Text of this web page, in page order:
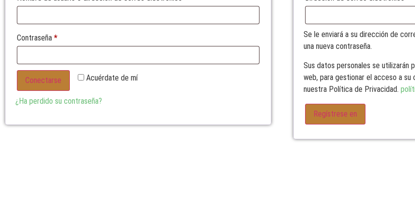
Contraseña *
Acuérdate de mí
Conectarse
¿Ha perdido su contraseña?
Se le enviará a su dirección de
una nueva contraseña.
Sus datos personales se utilizarán
web, para gestionar el acceso a
nuestra Política de Privacidad.
Regístrese en